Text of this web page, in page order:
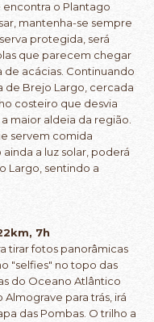
o Plantago
mantenha-se sempre
protegida, será
que parecem chegar
de acácias. Continuando
de Brejo Largo, cercada
costeiro que desvia
maior aldeia da região.
servem comida
a luz solar, poderá
Largo, sentindo a
7h
tirar fotos panorâmicas
"selfies" no topo das
do Oceano Atlântico
para trás, irá
das Pombas. O trilho a